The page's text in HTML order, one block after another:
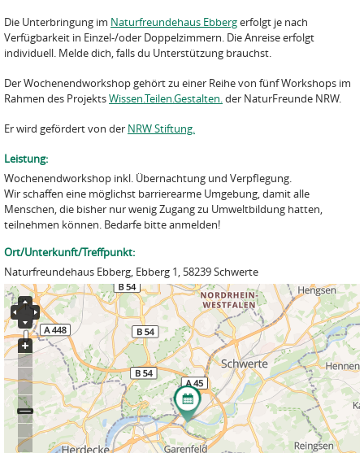
Die Unterbringung im Naturfreundehaus Ebbergerfolgt je nach
Verfügbarkeit in Einzel-/oder Doppelzimmern. Die Anreise erfolgt
individuell. Melde dich, falls du Unterstützung brauchst.
Der Wochenendworkshop gehört zu einer Reihe von fünf Workshops im
Rahmen des ProjektsWissen.Teilen.Gestalten.der NaturFreunde NRW.
Er wird gefördert von der NRW Stiftung.
Leistung:
Wochenendworkshop inkl. Übernachtung und Verpflegung.
Wir schaffen eine möglichst barrierearme Umgebung, damit alle
Menschen, die bisher nur wenig Zugang zu Umweltbildung hatten,
teilnehmen können. Bedarfe bitte anmelden!
Ort/Unterkunft/Treffpunkt:
Naturfreundehaus Ebberg, Ebberg 1, 58239 Schwerte